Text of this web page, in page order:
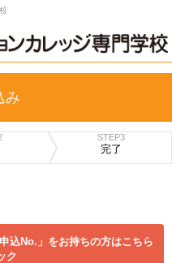
み
STEP3
完了
込No.」をお持ちの方はこちら
ク